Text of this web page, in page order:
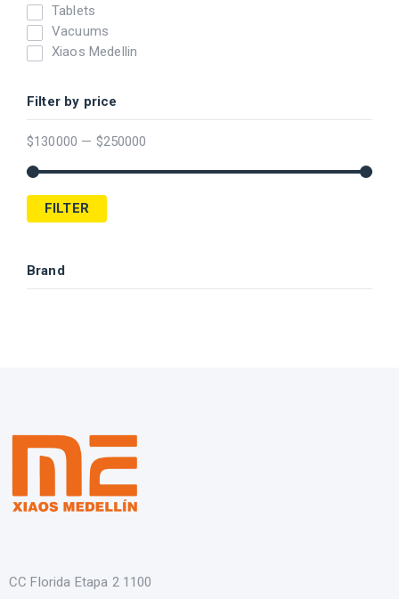
Tablets
Vacuums
Xiaos Medellin
Filter by price
$130000 — $250000
FILTER
Brand
CC Florida Etapa 2 1100